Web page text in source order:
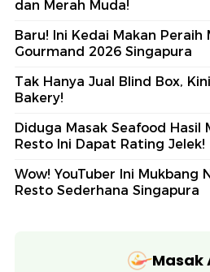
dan Merah Muda!
Baru! Ini Kedai Makan Peraih
Gourmand 2026 Singapura
Tak Hanya Jual Blind Box,
Bakery!
Diduga Masak Seafood Hasil
Resto Ini Dapat Rating Jelek!
Wow! YouTuber Ini Mukbang
Resto Sederhana Singapura
Masak